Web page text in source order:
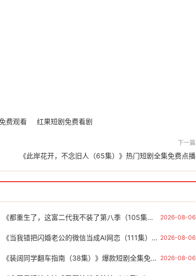
费观看 红果短剧免费看剧
下一篇
《此岸花开，不念旧人（65集）》热门短剧全集免费点播
2026-08-06
《都重生了，这富二代我不装了第八季（105集）》高分短剧免费在线播放
2026-08-06
《当我错把闪婚老公的微信当成AI网恋（111集）》超长短剧全集免费品鉴
2026-08-06
《装阔同学翻车指南（38集）》爆款短剧全集免费看